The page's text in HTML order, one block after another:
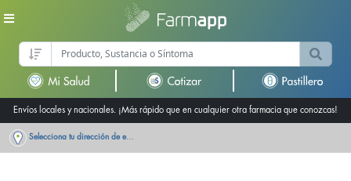
Envíos locales y nacionales. ¡Más rápido que en cualquier otra farmacia que conozcas!
Selecciona tu dirección de entrega